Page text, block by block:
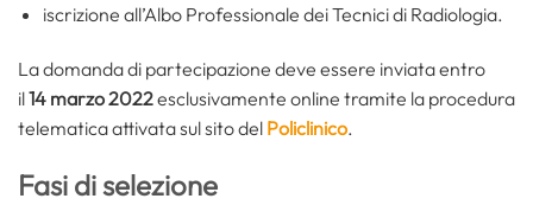
iscrizione all’Albo Professionale dei Tecnici di Radiologia.
La domanda di partecipazione deve essere inviata entro
il14 marzo 2022esclusivamente online tramite la procedura
telematica attivata sul sito del Policlinico.
Fasi di selezione